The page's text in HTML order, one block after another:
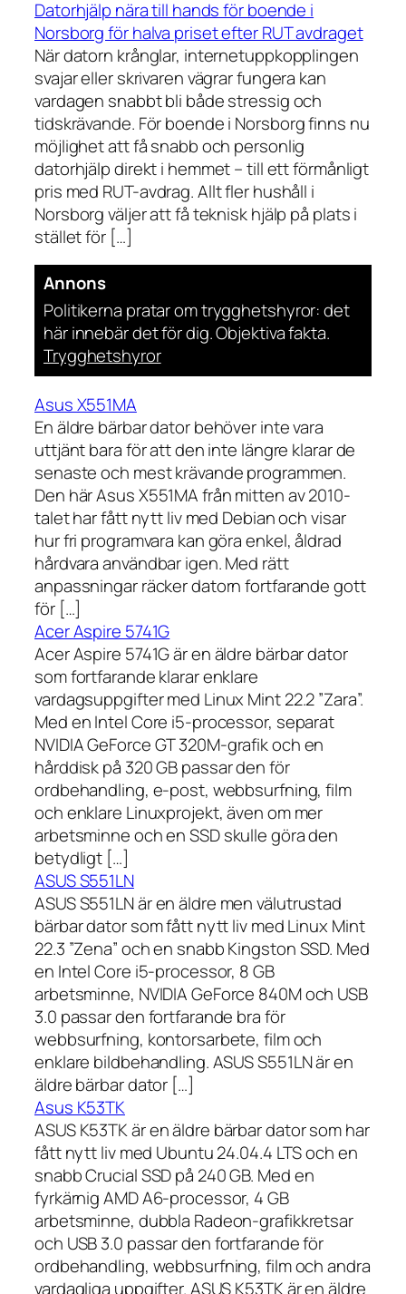
Datorhjälp nära till hands för boende i
Norsborg för halva priset efter RUT avdraget
När datorn krånglar, internetuppkopplingen
svajar eller skrivaren vägrar fungera kan
vardagen snabbt bli både stressig och
tidskrävande. För boende i Norsborg finns nu
möjlighet att få snabb och personlig
datorhjälp direkt i hemmet – till ett förmånligt
pris med RUT-avdrag. Allt fler hushåll i
Norsborg väljer att få teknisk hjälp på plats i
stället för […]
Annons
Politikerna pratar om trygghetshyror: det
här innebär det för dig. Objektiva fakta.
Trygghetshyror
Asus X551MA
En äldre bärbar dator behöver inte vara
uttjänt bara för att den inte längre klarar de
senaste och mest krävande programmen.
Den här Asus X551MA från mitten av 2010-
talet har fått nytt liv med Debian och visar
hur fri programvara kan göra enkel, åldrad
hårdvara användbar igen. Med rätt
anpassningar räcker datorn fortfarande gott
för […]
Acer Aspire 5741G
Acer Aspire 5741G är en äldre bärbar dator
som fortfarande klarar enklare
vardagsuppgifter med Linux Mint 22.2 ”Zara”.
Med en Intel Core i5-processor, separat
NVIDIA GeForce GT 320M-grafik och en
hårddisk på 320 GB passar den för
ordbehandling, e-post, webbsurfning, film
och enklare Linuxprojekt, även om mer
arbetsminne och en SSD skulle göra den
betydligt […]
ASUS S551LN
ASUS S551LN är en äldre men välutrustad
bärbar dator som fått nytt liv med Linux Mint
22.3 ”Zena” och en snabb Kingston SSD. Med
en Intel Core i5-processor, 8 GB
arbetsminne, NVIDIA GeForce 840M och USB
3.0 passar den fortfarande bra för
webbsurfning, kontorsarbete, film och
enklare bildbehandling. ASUS S551LN är en
äldre bärbar dator […]
Asus K53TK
ASUS K53TK är en äldre bärbar dator som har
fått nytt liv med Ubuntu 24.04.4 LTS och en
snabb Crucial SSD på 240 GB. Med en
fyrkärnig AMD A6-processor, 4 GB
arbetsminne, dubbla Radeon-grafikkretsar
och USB 3.0 passar den fortfarande för
ordbehandling, webbsurfning, film och andra
vardagliga uppgifter. ASUS K53TK är en äldre